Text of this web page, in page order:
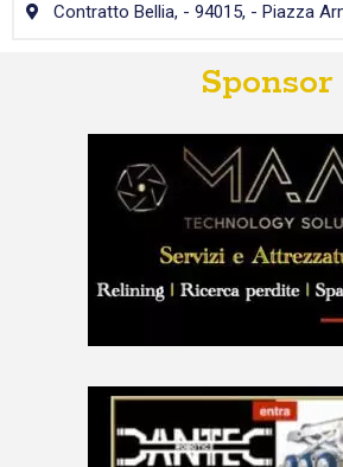
Contratto Bellia, - 94015, - Piazza
Sponsor